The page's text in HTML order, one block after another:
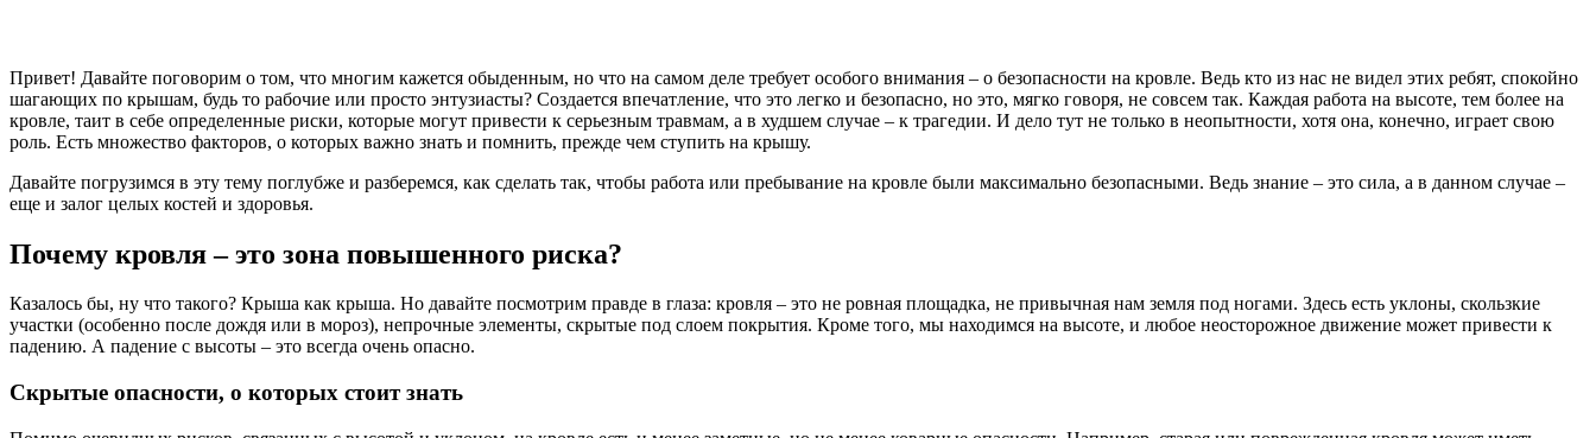
Привет! Давайте поговорим о том, что многим кажется обыденным, но что на самом деле требует особого внимания – о безопасности на кровле. Ведь кто из нас не видел этих ребят, спокойно
шагающих по крышам, будь то рабочие или просто энтузиасты? Создается впечатление, что это легко и безопасно, но это, мягко говоря, не совсем так. Каждая работа на высоте, тем более на
кровле, таит в себе определенные риски, которые могут привести к серьезным травмам, а в худшем случае – к трагедии. И дело тут не только в неопытности, хотя она, конечно, играет свою
роль. Есть множество факторов, о которых важно знать и помнить, прежде чем ступить на крышу.
Давайте погрузимся в эту тему поглубже и разберемся, как сделать так, чтобы работа или пребывание на кровле были максимально безопасными. Ведь знание – это сила, а в данном случае –
еще и залог целых костей и здоровья.
Почему кровля – это зона повышенного риска?
Казалось бы, ну что такого? Крыша как крыша. Но давайте посмотрим правде в глаза: кровля – это не ровная площадка, не привычная нам земля под ногами. Здесь есть уклоны, скользкие
участки (особенно после дождя или в мороз), непрочные элементы, скрытые под слоем покрытия. Кроме того, мы находимся на высоте, и любое неосторожное движение может привести к
падению. А падение с высоты – это всегда очень опасно.
Скрытые опасности, о которых стоит знать